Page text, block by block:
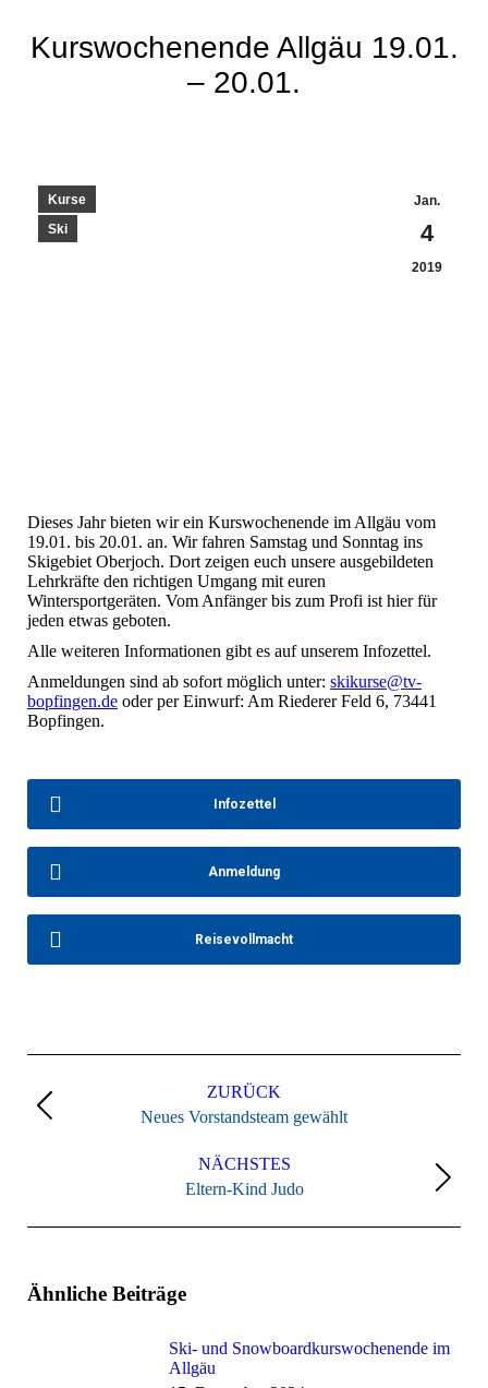
Kurswochenende Allgäu 19.01.
– 20.01.
Jan.
4
2019
Kurse
Ski
Dieses Jahr bieten wir ein Kurswochenende im Allgäu vom
19.01. bis 20.01. an. Wir fahren Samstag und Sonntag ins
Skigebiet Oberjoch. Dort zeigen euch unsere ausgebildeten
Lehrkräfte den richtigen Umgang mit euren
Wintersportgeräten. Vom Anfänger bis zum Profi ist hier für
jeden etwas geboten.
Alle weiteren Informationen gibt es auf unserem Infozettel.
Anmeldungen sind ab sofort möglich unter: skikurse@tv-
bopfingen.de oder per Einwurf: Am Riederer Feld 6, 73441
Bopfingen.
Infozettel
Anmeldung
Reisevollmacht
ZURÜCK
Vorheriger
Beitrag:
Neues Vorstandsteam gewählt
NÄCHSTES
Nächster
Eltern-Kind Judo
Ähnliche Beiträge
Ski- und Snowboardkurswochenende im
Allgäu